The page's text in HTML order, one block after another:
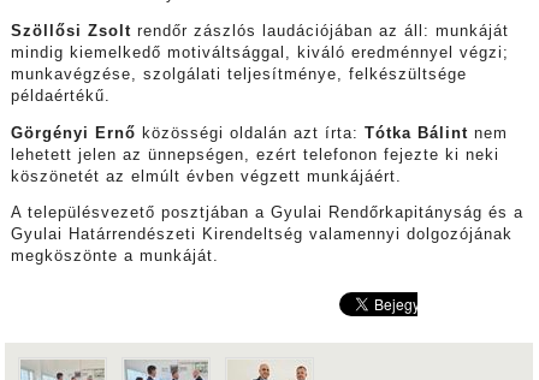
Szöllősi Zsoltrendőr zászlós laudációjában az áll: munkáját
mindig kiemelkedő motiváltsággal, kiváló eredménnyel végzi;
munkavégzése, szolgálati teljesítménye, felkészültsége
példaértékű.
Görgényi Ernő közösségi oldalán azt írta: Tótka Bálint nem
lehetett jelen az ünnepségen, ezért telefonon fejezte ki neki
köszönetét az elmúlt évben végzett munkájáért.
A településvezető posztjában a Gyulai Rendőrkapitányság és a
Gyulai Határrendészeti Kirendeltség valamennyi dolgozójának
megköszönte a munkáját.